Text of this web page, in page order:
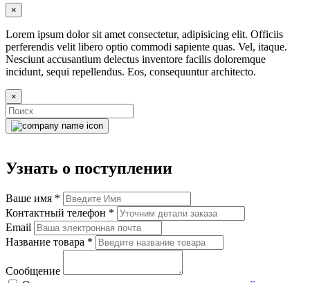
×
Lorem ipsum dolor sit amet consectetur, adipisicing elit. Officiis
perferendis velit libero optio commodi sapiente quas. Vel, itaque.
Nesciunt accusantium delectus inventore facilis doloremque
incidunt, sequi repellendus. Eos, consequuntur architecto.
×
Узнать о поступлении
Ваше имя *
Контактный телефон *
Email
Название товара *
Сообщение